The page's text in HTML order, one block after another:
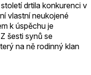
drtila konkurenci v
vlastní neukojené
k úspěchu je
šesti synů se
na ně rodinný klan